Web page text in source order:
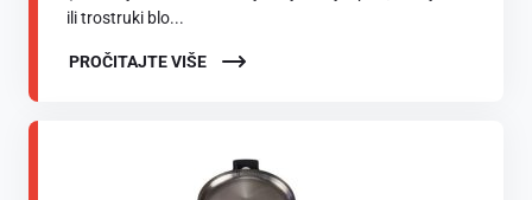
ili trostruki blo...
PROČITAJTE VIŠE